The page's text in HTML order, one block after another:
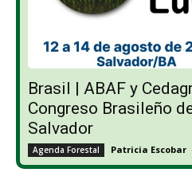
Brasil | ABAF y
Congreso Brasileño
Salvador
Agenda Forestal Patricia Escobar -